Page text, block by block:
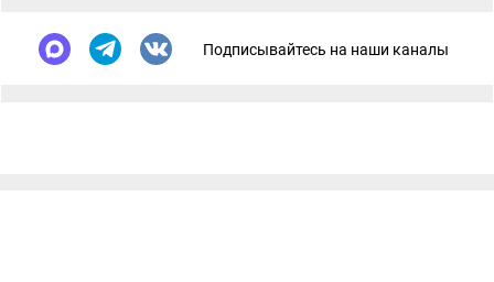
Подписывайтесь на наши каналы